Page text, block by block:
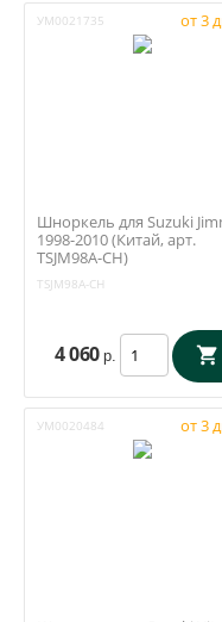
УМ0021735 от 3
Шноркель для Suzuki
1998-2010 (Китай, арт.
TSJM98A-CH)
TSJM98A-CH
4 060 р.
УМ0020484 от 3